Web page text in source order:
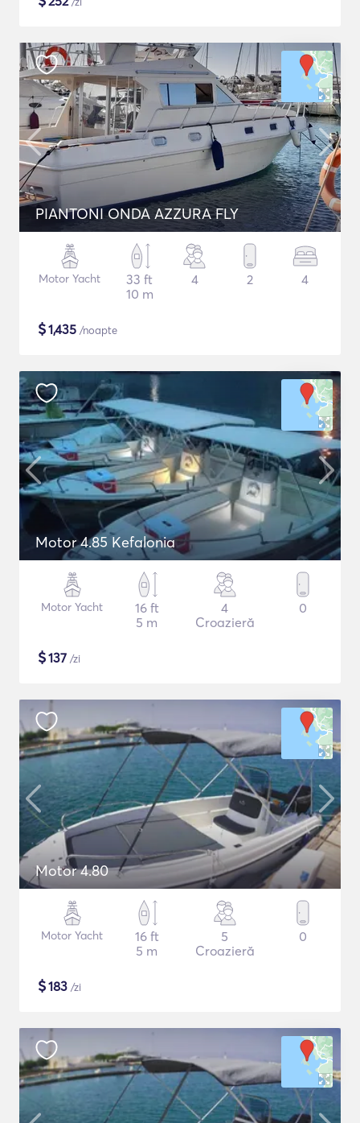
PIANTONI ONDA AZZURA FLY
Motor Yacht
33 ft
10 m
4 2 4
$1,435 /noapte
Motor 4.85 Kefalonia
Motor Yacht
16 ft
5 m
4
Croazieră
0
$137 /zi
Motor 4.80
Motor Yacht
16 ft
5 m
5
Croazieră
0
$183 /zi